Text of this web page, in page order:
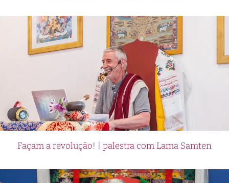
Façam a revolução! | palestra com Lama Samten